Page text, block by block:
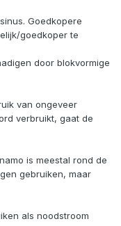
Goedkopere
goedkoper te
door blokvormige
van ongeveer
verbruikt, gaat de
is meestal rond de
gebruiken, maar
als noodstroom